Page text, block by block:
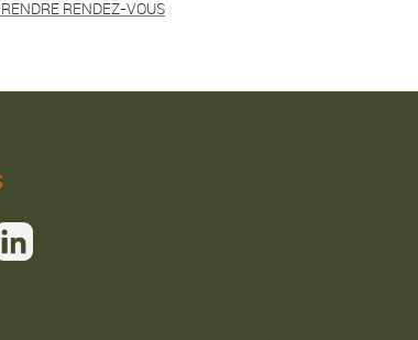
RENDEZ-VOUS